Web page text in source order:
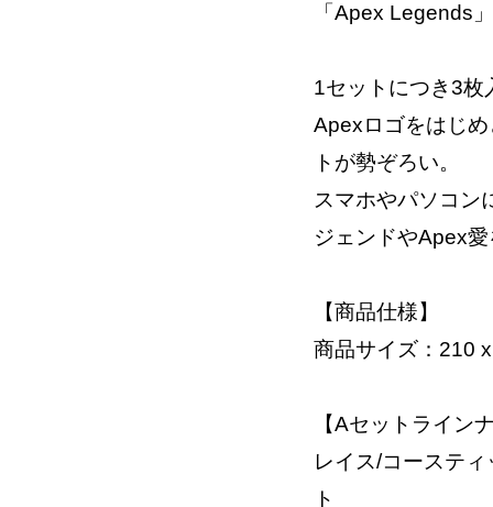
「Apex Legends
1セットにつき3枚
Apexロゴをはじ
トが勢ぞろい。
スマホやパソコン
ジェンドやApex
【商品仕様】
商品サイズ：210
【Aセットライン
レイス/コーステ
ト